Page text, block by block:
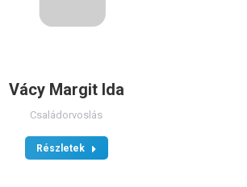
Vácy Margit Ida
Családorvoslás
Részletek